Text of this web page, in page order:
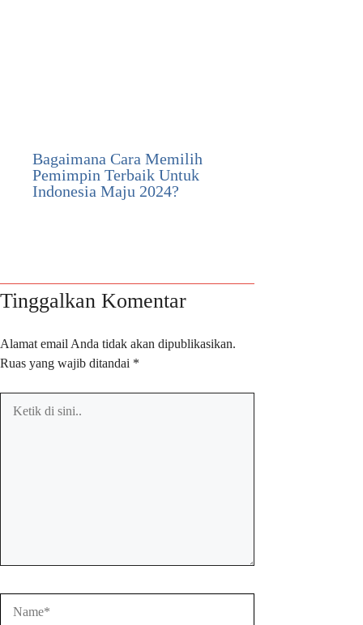
Bagaimana Cara Memilih
Pemimpin Terbaik Untuk
Indonesia Maju 2024?
Tinggalkan Komentar
Alamat email Anda tidak akan dipublikasikan.
Ruas yang wajib ditandai *